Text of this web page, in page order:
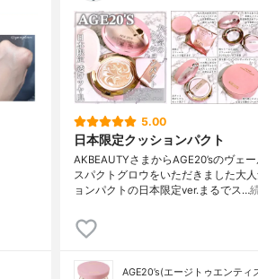
5.00
日本限定クッションパクト
AKBEAUTYさまからAGE20’sのヴェ
スパクトグロウをいただきました大人
ョンパクトの日本限定ver.まるでス…
AGE20’s(エージトゥエンティ